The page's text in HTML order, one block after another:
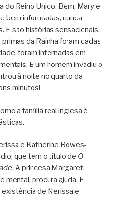
do Reino Unido. Bem, Mary e
bem informadas, nunca
E são histórias sensacionais,
da Rainha foram dadas
foram internadas em
E um homem invadiu o
à noite no quarto da
minutos!
a família real inglesa é
e Katherine Bowes-
que tem o título de O
. A princesa Margaret,
mental, procura ajuda. E
de Nerissa e